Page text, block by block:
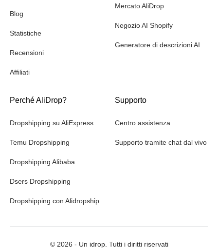
Blog
Statistiche
Recensioni
Affiliati
Mercato AliDrop
Negozio AI Shopify
Generatore di descrizioni AI
Perché AliDrop?
Dropshipping su AliExpress
Temu Dropshipping
Dropshipping Alibaba
Dsers Dropshipping
Dropshipping con Alidropship
Supporto
Centro assistenza
Supporto tramite chat dal vivo
© 2026 - Un idrop. Tutti i diritti riservati